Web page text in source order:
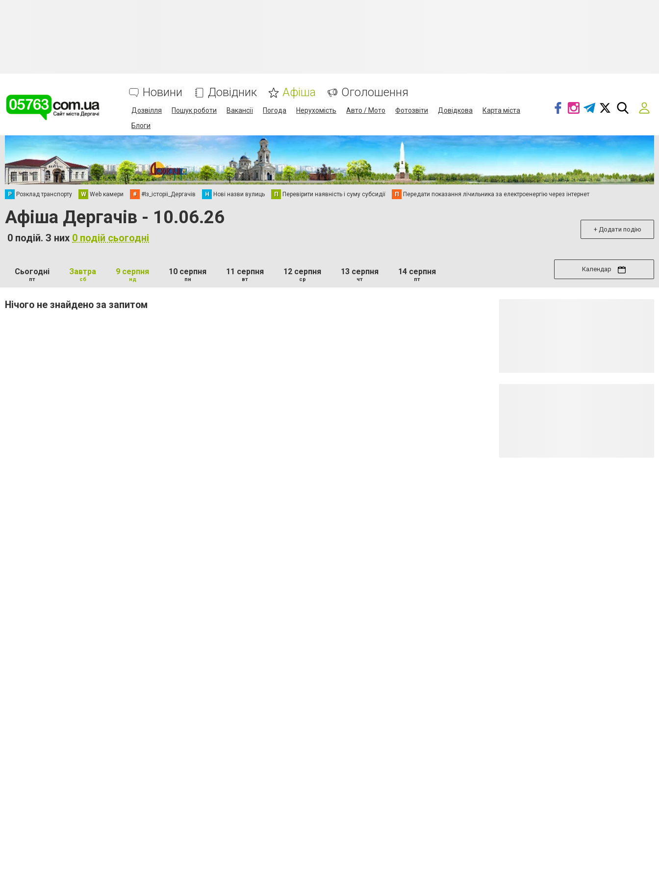
Новини Довідник Афіша Оголошення
Дозвілля Пошук роботи Вакансії Погода Нерухомість Авто / Мото Фотозвіти Довідкова
Карта міста
Блоги
Р Розклад транспорту W Web камери # #Із_історіі_Дергачів Н Нові назви вулиць П Перевірити наявність і суму субсидії П Передати показання лічильника за електроенергію через інтернет
Афіша Дергачів - 10.06.26
0 подій. З них 0 подій сьогодні
+ Додати подію
Сьогодні
пт
Завтра
сб
9 серпня
нд
10 серпня
пн
11 серпня
вт
12 серпня
ср
13 серпня
чт
14 серпня
пт
Календар
Нічого не знайдено за запитом